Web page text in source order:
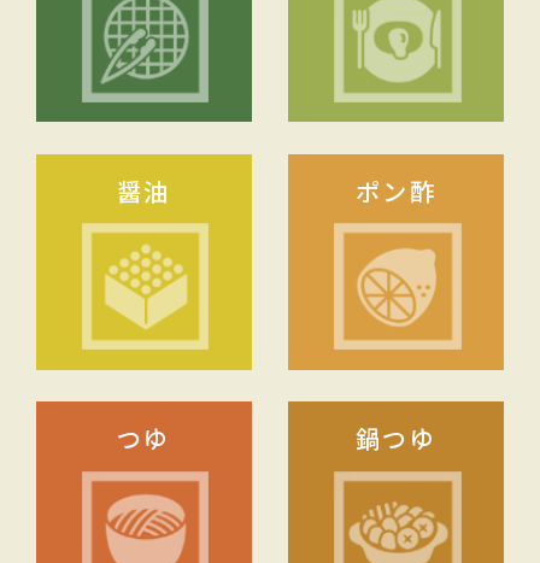
醤油 ポン酢
つゆ 鍋つゆ